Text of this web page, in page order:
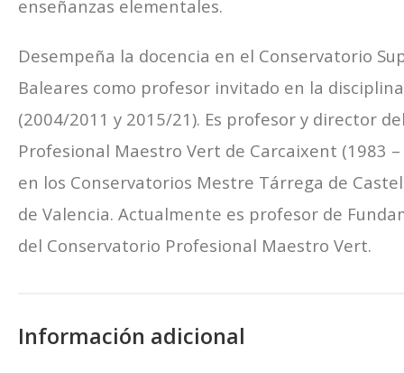
enseñanzas elementales.
Desempeña la docencia en el Conservatorio
Baleares como profesor invitado en la
(2004/2011 y 2015/21). Es profesor y director
Profesional Maestro Vert de Carcaixent (1983
en los Conservatorios Mestre Tárrega de
de Valencia. Actualmente es profesor de
del Conservatorio Profesional Maestro Vert.
Información adicional